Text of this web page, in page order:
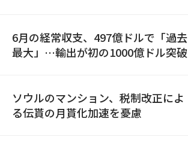
6月の経常収支、497億ドルで「過去
最大」…輸出が初の1000億ドル突破
ソウルのマンション、税制改正によ
る伝貰の月貰化加速を憂慮